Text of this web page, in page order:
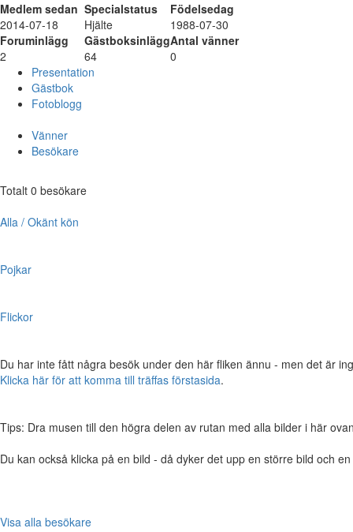
Medlem sedan Specialstatus
Födelsedag
2014-07-18
Hjälte
1988-07-30
Foruminlägg
GästboksinläggAntal vänner
2
64
0
Presentation
Gästbok
Fotoblogg
Vänner
Besökare
Totalt 0 besökare
Alla / Okänt kön
Pojkar
Flickor
Du har inte fått några besök under den här fliken ännu - men det är
Klicka här för att komma till träffas förstasida.
Tips: Dra musen till den högra delen av rutan med alla bilder i här
Du kan också klicka på en bild - då dyker det upp en större bild och
Visa alla besökare